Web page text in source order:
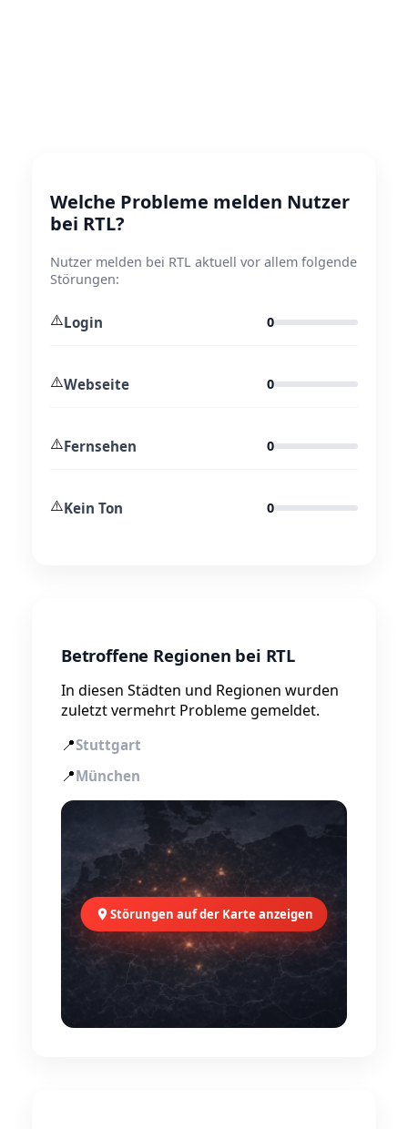
Welche Probleme melden Nutzer
bei RTL?
Nutzer melden bei RTL aktuell vor allem folgende
Störungen:
⚠️Login 0
⚠️Webseite 0
⚠️Fernsehen 0
⚠️Kein Ton 0
Betroffene Regionen bei RTL
In diesen Städten und Regionen wurden
zuletzt vermehrt Probleme gemeldet.
📍Stuttgart
📍München
Störungen auf der Karte anzeigen